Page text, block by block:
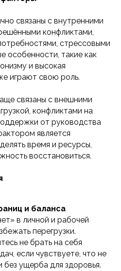
связаны с внутренними
конфликтами,
стрессовыми
особенности, такие как
и высокая
играют свою роль.
связаны с внешними
конфликтами на
от руководства
является
время и ресурсы,
восстановиться​.
и баланса
в личной и рабочей
перегрузки.
не брать на себя
если чувствуете, что не
без ущерба для здоровья.